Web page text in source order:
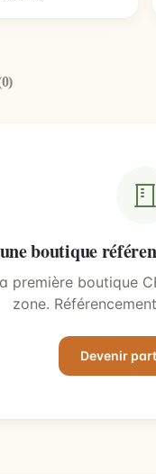
boutique
première boutique
zone.
Devenir